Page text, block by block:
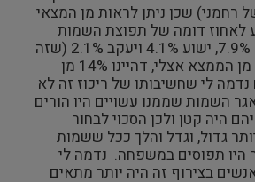
רחמני) שכן ניתן לראות מן המצאי
לאחוז דומה של תפוצת השמות
באוכלוסיה – יוסף 7.9%, ישוע 4.1% ויעקב 2.1% (שזה
למעשה יותר גבוה מן הממצא אצלי, דהיינו 14% מן
לי שחשיבותו של ריכוז זה לא
השמות שממנו עשויים היו הורים
היה קטן ולכן הסכוי לבחור
גדול, וגדל והלך ככל ששמות
היו תפוסים במשפחה. נדמה לי
סביב 10 אנשים בצירוף זה היה יותר מתאים